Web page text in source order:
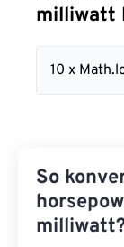
milliwatt
10 x
So